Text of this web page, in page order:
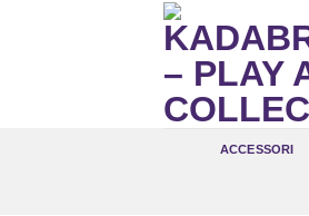
ACCESSORI